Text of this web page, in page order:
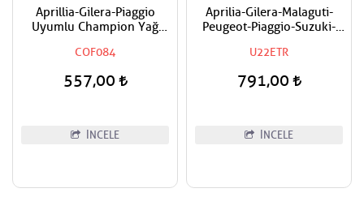
Aprillia-Gilera-Piaggio
Uyumlu Champion Yağ
COF084
557,00
İNCELE
Aprilia-Gilera-Malaguti-
Peugeot-Piaggio-Suzuki-
U22ETR
791,00
İNCELE